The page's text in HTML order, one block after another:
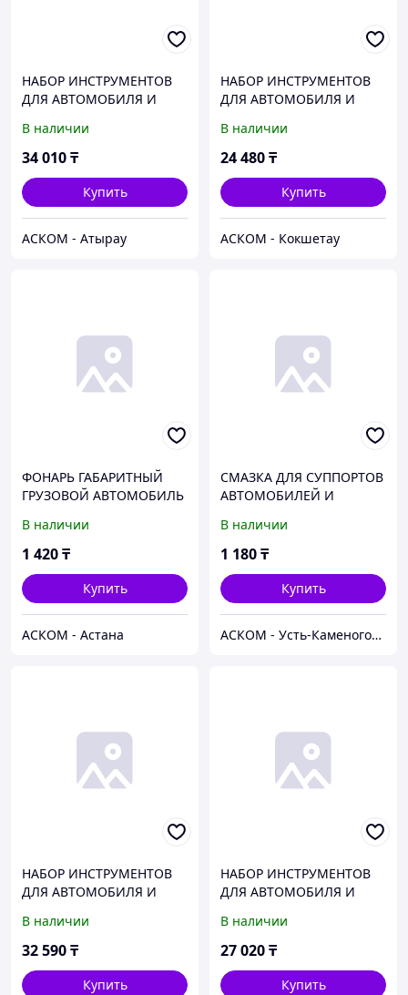
НАБОР ИНСТРУМЕНТОВ
ДЛЯ АВТОМОБИЛЯ И
ПРЕДМЕТОВ PRO
БЕЛАВТОКОМПЛЕКТ
В наличии
34 010₸
Купить
АСКОМ - Атырау
НАБОР ИНСТРУМЕНТОВ
ДЛЯ АВТОМОБИЛЯ И
ПРЕДМЕТА МАСТЕР
БЕЛАВТОКОМПЛЕКТ
В наличии
24 480₸
Купить
АСКОМ - Кокшетау
ФОНАРЬ ГАБАРИТНЫЙ
ГРУЗОВОЙ АВТОМОБИЛЬ
(СВЕТОДИОД) АЭК
В наличии
1 420₸
Купить
АСКОМ - Астана
СМАЗКА ДЛЯ СУППОРТОВ
АВТОМОБИЛЕЙ И
МС-1600 / СТИК-ПАКЕТ=5
ГР /
В наличии
1 180₸
Купить
АСКОМ - Усть-Каменогорск
НАБОР ИНСТРУМЕНТОВ
ДЛЯ АВТОМОБИЛЯ И
ПРЕДМЕТА PRO
БЕЛАВТОКОМПЛЕКТ
В наличии
32 590₸
Купить
НАБОР ИНСТРУМЕНТОВ
ДЛЯ АВТОМОБИЛЯ И
ПРЕДМЕТА PRO
БЕЛАВТОКОМПЛЕКТ
В наличии
27 020₸
Купить